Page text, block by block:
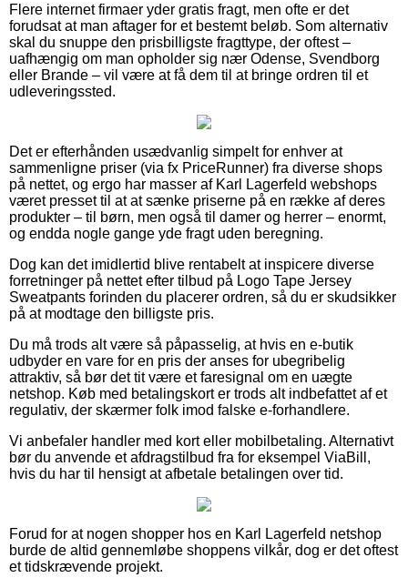
Flere internet firmaer yder gratis fragt, men ofte er det
forudsat at man aftager for et bestemt beløb. Som alternativ
skal du snuppe den prisbilligste fragttype, der oftest –
uafhængig om man opholder sig nær Odense, Svendborg
eller Brande – vil være at få dem til at bringe ordren til et
udleveringssted.
Det er efterhånden usædvanlig simpelt for enhver at
sammenligne priser (via fx PriceRunner) fra diverse shops
på nettet, og ergo har masser af Karl Lagerfeld webshops
været presset til at at sænke priserne på en række af deres
produkter – til børn, men også til damer og herrer – enormt,
og endda nogle gange yde fragt uden beregning.
Dog kan det imidlertid blive rentabelt at inspicere diverse
forretninger på nettet efter tilbud på Logo Tape Jersey
Sweatpants forinden du placerer ordren, så du er skudsikker
på at modtage den billigste pris.
Du må trods alt være så påpasselig, at hvis en e-butik
udbyder en vare for en pris der anses for ubegribelig
attraktiv, så bør det tit være et faresignal om en uægte
netshop. Køb med betalingskort er trods alt indbefattet af et
regulativ, der skærmer folk imod falske e-forhandlere.
Vi anbefaler handler med kort eller mobilbetaling. Alternativt
bør du anvende et afdragstilbud fra for eksempel ViaBill,
hvis du har til hensigt at afbetale betalingen over tid.
Forud for at nogen shopper hos en Karl Lagerfeld netshop
burde de altid gennemløbe shoppens vilkår, dog er det oftest
et tidskrævende projekt.